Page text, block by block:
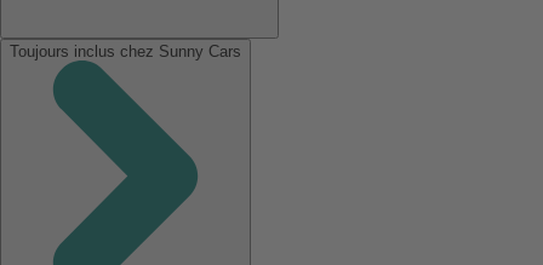
Toujours inclus chez Sunny Cars